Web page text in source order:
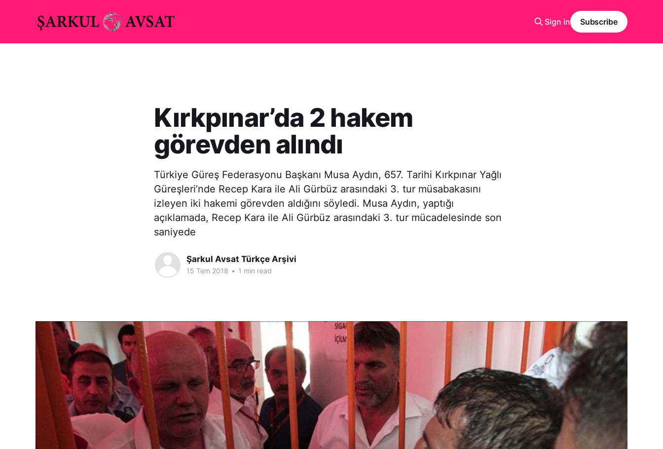
Sign in Subscribe
Kırkpınar’da 2 hakem
görevden alındı
Türkiye Güreş Federasyonu Başkanı Musa Aydın, 657. Tarihi Kırkpınar Yağlı
Güreşleri’nde Recep Kara ile Ali Gürbüz arasındaki 3. tur müsabakasını
izleyen iki hakemi görevden aldığını söyledi. Musa Aydın, yaptığı
açıklamada, Recep Kara ile Ali Gürbüz arasındaki 3. tur mücadelesinde son
saniyede
Şarkul Avsat Türkçe Arşivi
15 Tem 2018 • 1 min read